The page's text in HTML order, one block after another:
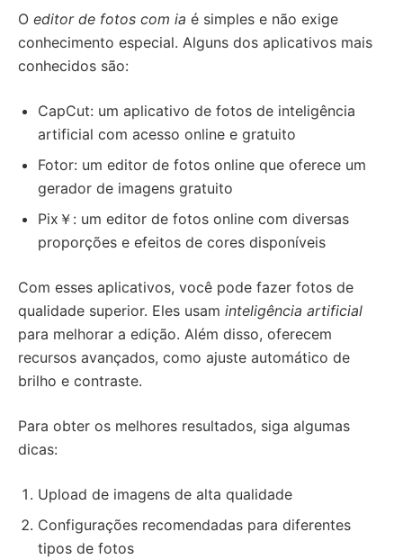
O editor de fotos com ia é simples e não exige
conhecimento especial. Alguns dos aplicativos mais
conhecidos são:
CapCut: um aplicativo de fotos de inteligência
artificial com acesso online e gratuito
Fotor: um editor de fotos online que oferece um
gerador de imagens gratuito
Pix￥: um editor de fotos online com diversas
proporções e efeitos de cores disponíveis
Com esses aplicativos, você pode fazer fotos de
qualidade superior. Eles usam inteligência artificial
para melhorar a edição. Além disso, oferecem
recursos avançados, como ajuste automático de
brilho e contraste.
Para obter os melhores resultados, siga algumas
dicas:
Upload de imagens de alta qualidade
Configurações recomendadas para diferentes
tipos de fotos